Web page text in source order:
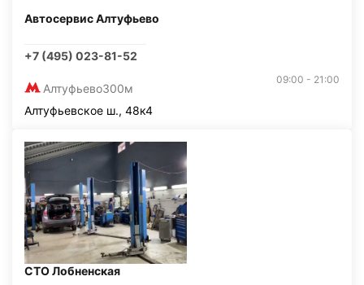
Автосервис Алтуфьево
+7 (495) 023-81-52
Алтуфьево300м
09:00 - 21:00
Алтуфьевское ш., 48к4
СТО Лобненская